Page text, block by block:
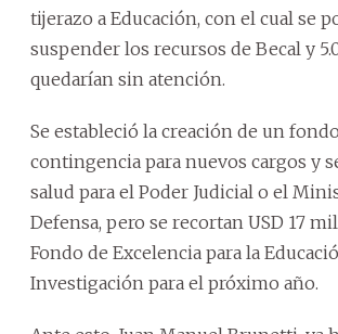
tijerazo a Educación, con el cual se
suspender los recursos de Becal y
quedarían sin atención.
Se estableció la creación de un
contingencia para nuevos cargos y
salud para el Poder Judicial o el
Defensa, pero se recortan USD 17
Fondo de Excelencia para la
Investigación para el próximo año.